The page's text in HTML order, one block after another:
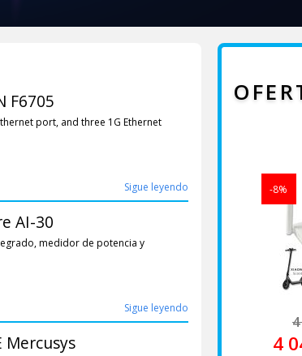
F6705
port, and three 1G Ethernet
Sigue leyendo
AI-30
medidor de potencia y
Sigue leyendo
Mercusys
-8%
4